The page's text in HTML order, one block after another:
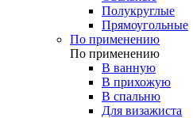
Полукруглые
Прямоугольные
По применению
По применению
В ванную
В прихожую
В спальню
Для визажиста